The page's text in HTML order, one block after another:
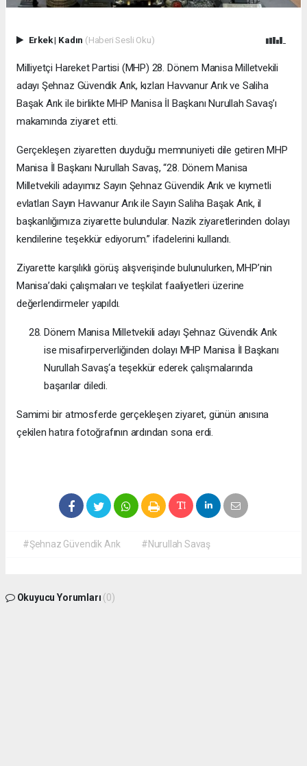
Erkek| Kadın (Haberi Sesli Oku)
Milliyetçi Hareket Partisi (MHP) 28. Dönem Manisa Milletvekili
adayı Şehnaz Güvendik Arık, kızları Havvanur Arık ve Saliha
Başak Arık ile birlikte MHP Manisa İl Başkanı Nurullah Savaş’ı
makamında ziyaret etti.
Gerçekleşen ziyaretten duyduğu memnuniyeti dile getiren MHP
Manisa İl Başkanı Nurullah Savaş, “28. Dönem Manisa
Milletvekili adayımız Sayın Şehnaz Güvendik Arık ve kıymetli
evlatları Sayın Havvanur Arık ile Sayın Saliha Başak Arık, il
başkanlığımıza ziyarette bulundular. Nazik ziyaretlerinden dolayı
kendilerine teşekkür ediyorum.” ifadelerini kullandı.
Ziyarette karşılıklı görüş alışverişinde bulunulurken, MHP’nin
Manisa’daki çalışmaları ve teşkilat faaliyetleri üzerine
değerlendirmeler yapıldı.
Dönem Manisa Milletvekili adayı Şehnaz Güvendik Arık
ise misafirperverliğinden dolayı MHP Manisa İl Başkanı
Nurullah Savaş‘a teşekkür ederek çalışmalarında
başarılar diledi.
Samimi bir atmosferde gerçekleşen ziyaret, günün anısına
çekilen hatıra fotoğrafının ardından sona erdi.
#Şehnaz Güvendik Arık #Nurullah Savaş
Okuyucu Yorumları (0)